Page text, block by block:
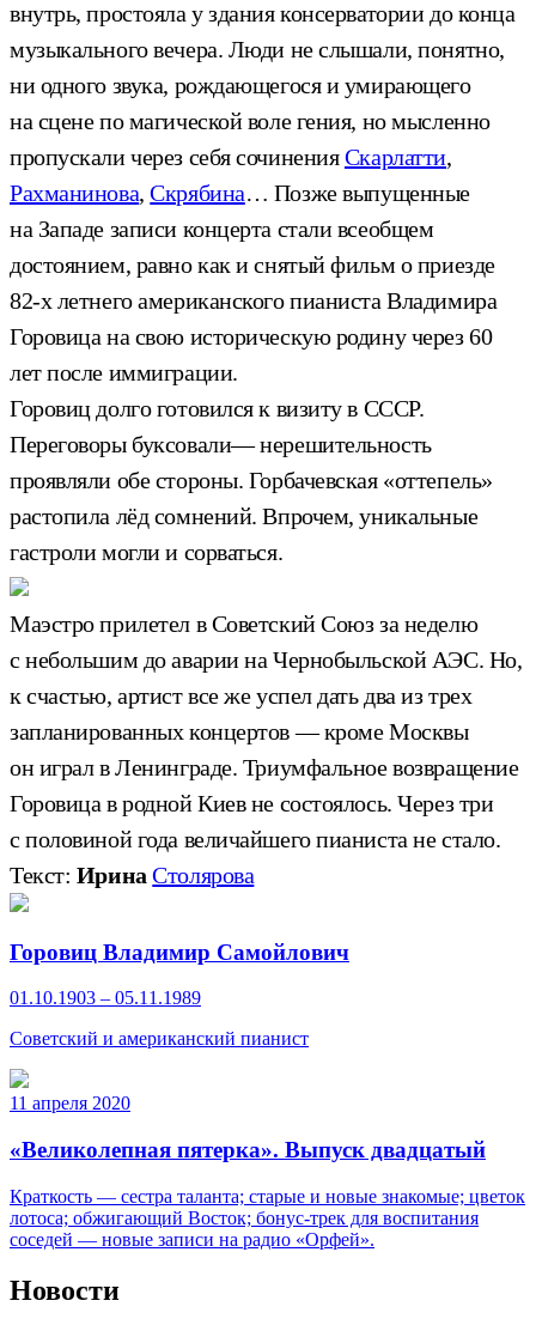
внутрь, простояла у здания консерватории до конца
музыкального вечера. Люди не слышали, понятно,
ни одного звука, рождающегося и умирающего
на сцене по магической воле гения, но мысленно
пропускали через себя сочиненияСкарлатти,
Рахманинова,Скрябина… Позже выпущенные
на Западе записи концерта стали всеобщем
достоянием, равно как и снятый фильм о приезде
82-х летнего американского пианиста Владимира
Горовица на свою историческую родину через 60
лет после иммиграции.
Горовиц долго готовился к визиту в СССР.
Переговоры буксовали— нерешительность
проявляли обе стороны. Горбачевская «оттепель»
растопила лёд сомнений. Впрочем, уникальные
гастроли могли и сорваться.
Маэстро прилетел в Советский Союз за неделю
с небольшим до аварии на Чернобыльской АЭС. Но,
к счастью, артист все же успел дать два из трех
запланированных концертов — кроме Москвы
он играл в Ленинграде. Триумфальное возвращение
Горовица в родной Киев не состоялось. Через три
с половиной года величайшего пианиста не стало.
Текст: Ирина Столярова
Горовиц Владимир Самойлович
01.10.1903 – 05.11.1989
Советский и американский пианист
11 апреля 2020
«Великолепная пятерка». Выпуск двадцатый
Краткость — сестра таланта; старые и новые знакомые; цветок
лотоса; обжигающий Восток; бонус-трек для воспитания
соседей — новые записи на радио «Орфей».
Новости